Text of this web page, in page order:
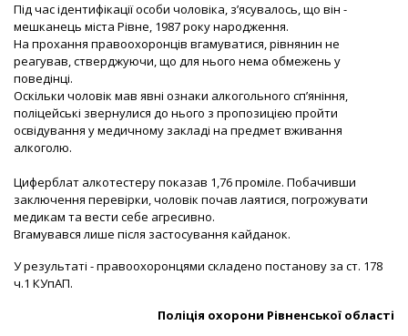
Під час ідентифікації особи чоловіка, з’ясувалось, що він -
мешканець міста Рівне, 1987 року народження.
На прохання правоохоронців вгамуватися, рівнянин не
реагував, стверджуючи, що для нього нема обмежень у
поведінці.
Оскільки чоловік мав явні ознаки алкогольного сп’яніння,
поліцейські звернулися до нього з пропозицією пройти
освідування у медичному закладі на предмет вживання
алкоголю.
Циферблат алкотестеру показав 1,76 проміле. Побачивши
заключення перевірки, чоловік почав лаятися, погрожувати
медикам та вести себе агресивно.
Вгамувався лише після застосування кайданок.
У результаті - правоохоронцями складено постанову за ст. 178
ч.1 КУпАП.
Поліція охорони Рівненської області